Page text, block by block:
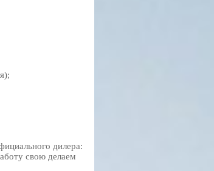
дилера:
свою делаем